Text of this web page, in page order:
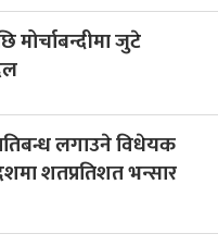
मोर्चाबन्दीमा जुटे
लगाउने विधेयक
शतप्रतिशत भन्सार